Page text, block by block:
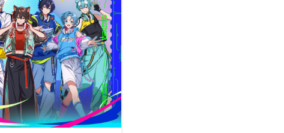
そあら
ものくろ
パルオ
つきしろやしろ。
はりま
まひろまる。